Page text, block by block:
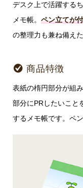
デスク上で活躍する
メモ帳。 ペン立てが
の整理力も兼ね備え
商品特徴
表紙の楕円部分が組
部分にPRしたいこと
するメモ帳です。ペ